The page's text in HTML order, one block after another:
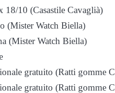
18/10 (Casastile Cavaglià)
(Mister Watch Biella)
(Mister Watch Biella)
gratuito (Ratti gomme
gratuito (Ratti gomme